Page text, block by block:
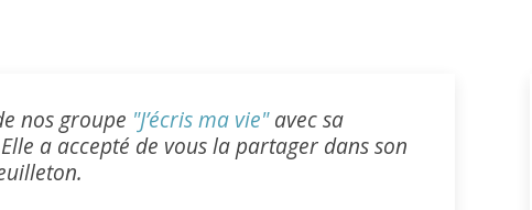
nos groupe "J’écris ma vie"avec sa
a accepté de vous la partager dans son